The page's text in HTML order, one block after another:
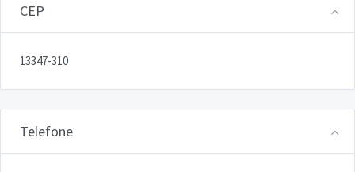
CEP
13347-310
Telefone